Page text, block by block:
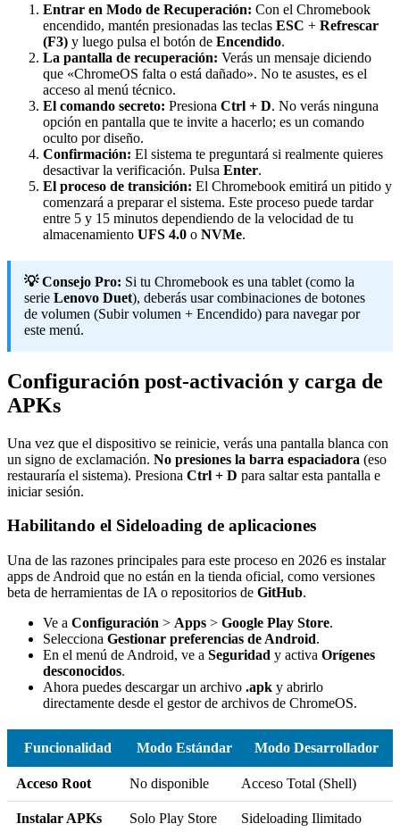
Entrar en Modo de Recuperación: Con el Chromebook
encendido, mantén presionadas las teclas ESC + Refrescar
(F3) y luego pulsa el botón de Encendido.
La pantalla de recuperación: Verás un mensaje diciendo
que «ChromeOS falta o está dañado». No te asustes, es el
acceso al menú técnico.
El comando secreto: Presiona Ctrl + D. No verás ninguna
opción en pantalla que te invite a hacerlo; es un comando
oculto por diseño.
Confirmación: El sistema te preguntará si realmente quieres
desactivar la verificación. Pulsa Enter.
El proceso de transición: El Chromebook emitirá un pitido y
comenzará a preparar el sistema. Este proceso puede tardar
entre 5 y 15 minutos dependiendo de la velocidad de tu
almacenamiento UFS 4.0 o NVMe.
💡 Consejo Pro: Si tu Chromebook es una tablet (como la
serie Lenovo Duet), deberás usar combinaciones de botones
de volumen (Subir volumen + Encendido) para navegar por
este menú.
Configuración post-activación y carga de
APKs
Una vez que el dispositivo se reinicie, verás una pantalla blanca con
un signo de exclamación. No presiones la barra espaciadora (eso
restauraría el sistema). Presiona Ctrl + D para saltar esta pantalla e
iniciar sesión.
Habilitando el Sideloading de aplicaciones
Una de las razones principales para este proceso en 2026 es instalar
apps de Android que no están en la tienda oficial, como versiones
beta de herramientas de IA o repositorios de GitHub.
Ve a Configuración > Apps > Google Play Store.
Selecciona Gestionar preferencias de Android.
En el menú de Android, ve a Seguridad y activa Orígenes
desconocidos.
Ahora puedes descargar un archivo .apk y abrirlo
directamente desde el gestor de archivos de ChromeOS.
Funcionalidad Modo Estándar Modo Desarrollador
Acceso Root No disponible Acceso Total (Shell)
Instalar APKs Solo Play Store Sideloading Ilimitado